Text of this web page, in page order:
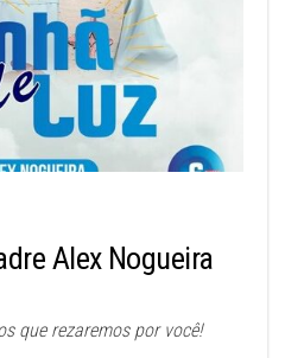
Alex Nogueira
que rezaremos por você!